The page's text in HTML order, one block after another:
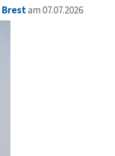
Brestam 07.07.2026